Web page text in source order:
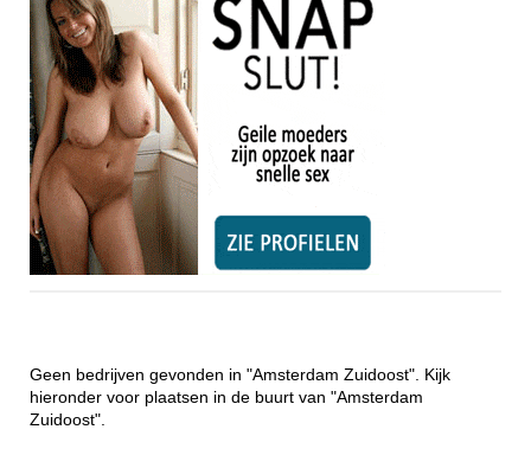
Geen bedrijven gevonden in "Amsterdam Zuidoost". Kijk
hieronder voor plaatsen in de buurt van "Amsterdam
Zuidoost".